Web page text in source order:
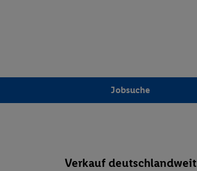
Jobsuche
Verkauf deutschlandweit